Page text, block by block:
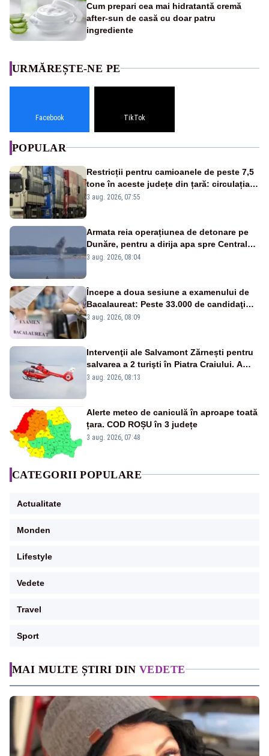
Cum prepari cea mai hidratantă cremă
after-sun de casă cu doar patru
ingrediente
MAI MULTE ȘTIRI DIN VEDETE
URMĂREȘTE-NE PE
Facebook TikTok
POPULAR
Restricții pentru camioanele de peste 7,5
tone în aceste județe din țară: circulația
este interzisă luni, între orele 12:00 și
3 aug. 2026, 07:55
Armata reia operațiunea de detonare pe
Dunăre, pentru a dirija apa spre Centrala
Cernavodă
3 aug. 2026, 08:04
Începe a doua sesiune a examenului de
Bacalaureat: Peste 33.000 de candidaţi
înscrişi
3 aug. 2026, 08:09
Intervenţii ale Salvamont Zărnești pentru
salvarea a 2 turişti în Piatra Craiului. A
fost solicitat elicopterul SMURD
3 aug. 2026, 08:13
Alerte meteo de caniculă în aproape toată
țara. COD ROȘU în 3 județe
3 aug. 2026, 07:48
CATEGORII POPULARE
Actualitate
Monden
Lifestyle
Vedete
Travel
Sport